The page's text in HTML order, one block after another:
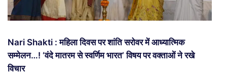
Nari Shakti : महिला दिवस पर शांति सरोवर में आध्यात्मिक
सम्मेलन…! ‘वंदे मातरम से स्वर्णिम भारत’ विषय पर वक्ताओं ने रखे
विचार